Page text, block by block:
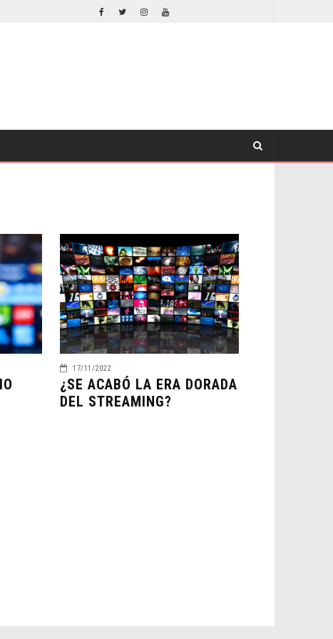
17/11/2022
¿SE ACABÓ LA ERA DORADA
DEL STREAMING?